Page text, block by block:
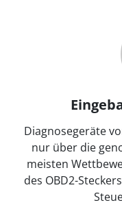
Diagnosegeräte
nur über die
meisten
des OBD2-